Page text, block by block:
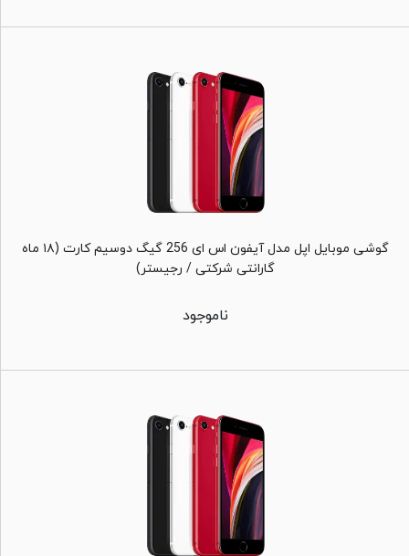
گوشی موبایل اپل مدل آیفون اس ای 256 گیگ دوسیم کارت (۱۸ ماه
گارانتی شرکتی / رجیستر)
ناموجود